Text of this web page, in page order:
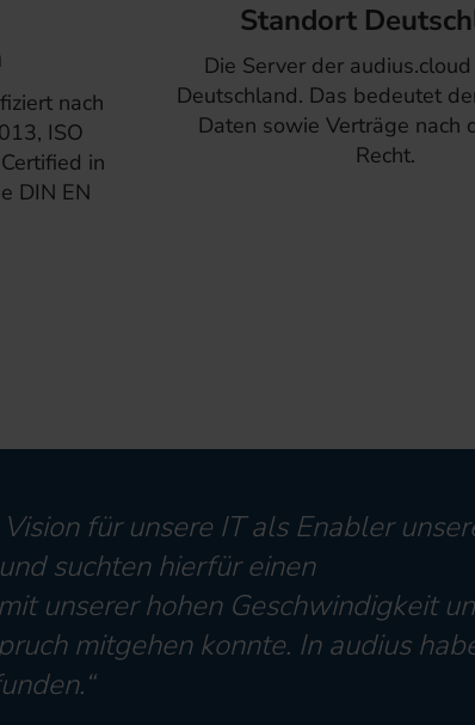
nach
ISO
in
DIN EN
Standort
Die Server der
Deutschland. Das bedeutet
Daten sowie Verträge nach
Recht.
für unsere IT als Enabler
suchten hierfür einen
unserer hohen Geschwindigkeit
mitgehen konnte. In audius